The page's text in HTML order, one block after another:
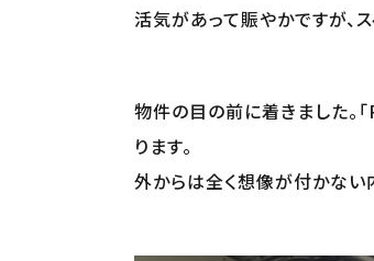
活気があって賑やかですが、
物件の目の前に着きました。
ります。
外からは全く想像が付かない